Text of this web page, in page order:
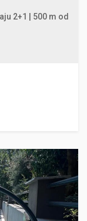
2+1 | 500 m od